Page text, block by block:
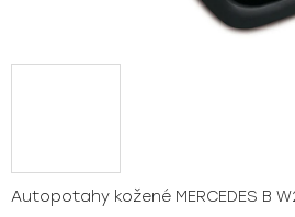
Autopotahy kožené MERCEDES B